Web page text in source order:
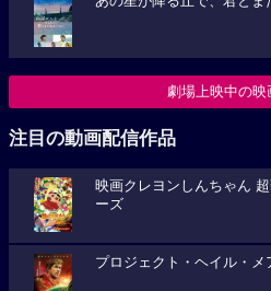
劇場上映中の映
注目の動画配信作品
映画クレヨンしんちゃん
ーズ
プロジェクト・ヘイル・メ